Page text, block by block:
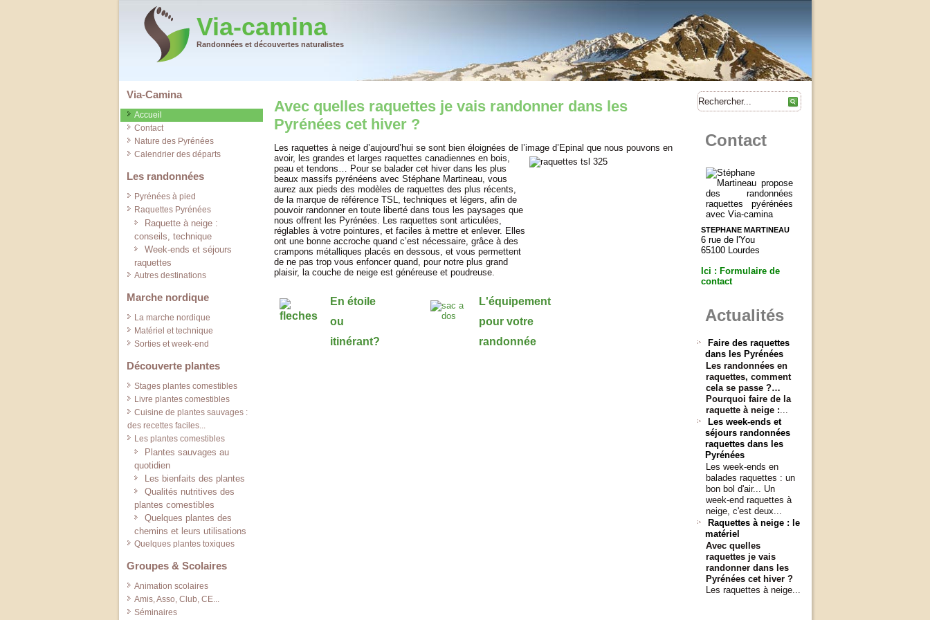
Via-camina
Randonnées et découvertes naturalistes
Via-Camina
Accueil
Contact
Nature des Pyrénées
Calendrier des départs
Les randonnées
Pyrénées à pied
Raquettes Pyrénées
Raquette à neige :
conseils, technique
Week-ends et séjours
raquettes
Autres destinations
Marche nordique
La marche nordique
Matériel et technique
Sorties et week-end
Découverte plantes
Stages plantes comestibles
Livre plantes comestibles
Cuisine de plantes sauvages :
des recettes faciles...
Les plantes comestibles
Plantes sauvages au
quotidien
Les bienfaits des plantes
Qualités nutritives des
plantes comestibles
Quelques plantes des
chemins et leurs utilisations
Quelques plantes toxiques
Groupes & Scolaires
Animation scolaires
Amis, Asso, Club, CE...
Séminaires
Avec quelles raquettes je vais randonner dans les
Pyrénées cet hiver ?
Les raquettes à neige d’aujourd’hui se sont bien éloignées de l’image d’Epinal que nous pouvons en
avoir, les grandes et larges raquettes canadiennes en bois,
peau et tendons… Pour se balader cet hiver dans les plus
beaux massifs pyrénéens avec Stéphane Martineau, vous
aurez aux pieds des modèles de raquettes des plus récents,
de la marque de référence TSL, techniques et légers, afin de
pouvoir randonner en toute liberté dans tous les paysages que
nous offrent les Pyrénées. Les raquettes sont articulées,
réglables à votre pointures, et faciles à mettre et enlever. Elles
ont une bonne accroche quand c’est nécessaire, grâce à des
crampons métalliques placés en dessous, et vous permettent
de ne pas trop vous enfoncer quand, pour notre plus grand
plaisir, la couche de neige est généreuse et poudreuse.
En étoile
ou
itinérant?
L'équipement
pour votre
randonnée
Contact
STEPHANE MARTINEAU
6 rue de l'You
65100 Lourdes
Ici : Formulaire de
contact
Actualités
Faire des raquettes
dans les Pyrénées
Les randonnées en
raquettes, comment
cela se passe ?…
Pourquoi faire de la
raquette à neige :...
Les week-ends et
séjours randonnées
raquettes dans les
Pyrénées
Les week-ends en
balades raquettes : un
bon bol d'air... Un
week-end raquettes à
neige, c'est deux...
Raquettes à neige : le
matériel
Avec quelles
raquettes je vais
randonner dans les
Pyrénées cet hiver ?
Les raquettes à neige...